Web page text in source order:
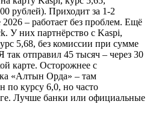
рублей). Приходит за 1-2
– работает без проблем. Ещё
У них партнёрство с Kaspi,
5,68, без комиссии при сумме
так отправил 45 тысяч – через 30
карте. Осторожнее с
«Алтын Орда» – там
по курсу 6,0, но часто
Лучше банки или официальные